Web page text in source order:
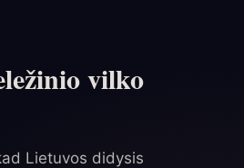
vilko
Lietuvos didysis